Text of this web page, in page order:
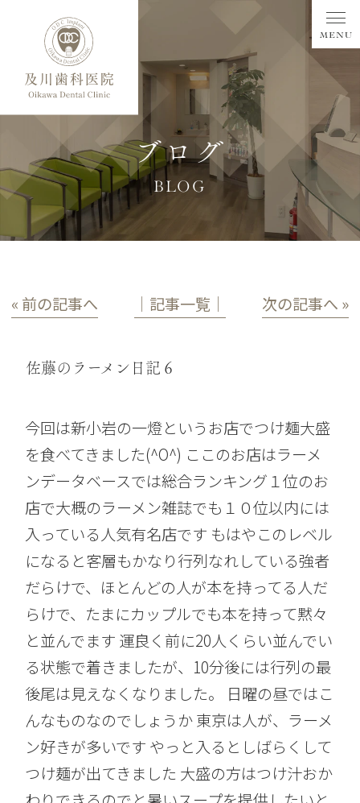
ブログ
BLOG
« 前の記事へ │記事一覧│ 次の記事へ »
佐藤のラーメン日記６
今回は新小岩の一燈というお店でつけ麺大盛
を食べてきました(^O^) ここのお店はラーメ
ンデータベースでは総合ランキング１位のお
店で大概のラーメン雑誌でも１０位以内には
入っている人気有名店です もはやこのレベル
になると客層もかなり行列なれしている強者
だらけで、ほとんどの人が本を持ってる人だ
らけで、たまにカップルでも本を持って黙々
と並んでます 運良く前に20人くらい並んでい
る状態で着きましたが、10分後には行列の最
後尾は見えなくなりました。 日曜の昼ではこ
んなものなのでしょうか 東京は人が、ラーメ
ン好きが多いです やっと入るとしばらくして
つけ麺が出てきました 大盛の方はつけ汁おか